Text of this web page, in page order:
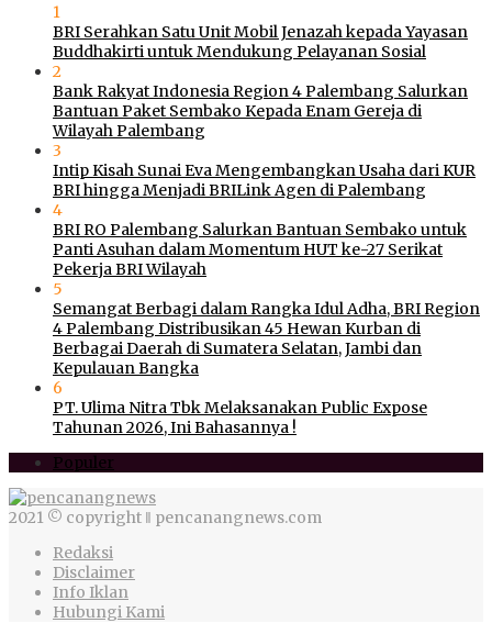
1
BRI Serahkan Satu Unit Mobil Jenazah kepada Yayasan
Buddhakirti untuk Mendukung Pelayanan Sosial
2
Bank Rakyat Indonesia Region 4 Palembang Salurkan
Bantuan Paket Sembako Kepada Enam Gereja di
Wilayah Palembang
3
Intip Kisah Sunai Eva Mengembangkan Usaha dari KUR
BRI hingga Menjadi BRILink Agen di Palembang
4
BRI RO Palembang Salurkan Bantuan Sembako untuk
Panti Asuhan dalam Momentum HUT ke-27 Serikat
Pekerja BRI Wilayah
5
Semangat Berbagi dalam Rangka Idul Adha, BRI Region
4 Palembang Distribusikan 45 Hewan Kurban di
Berbagai Daerah di Sumatera Selatan, Jambi dan
Kepulauan Bangka
6
PT. Ulima Nitra Tbk Melaksanakan Public Expose
Tahunan 2026, Ini Bahasannya !
Populer
2021 © copyright ‖ pencanangnews.com
Redaksi
Disclaimer
Info Iklan
Hubungi Kami